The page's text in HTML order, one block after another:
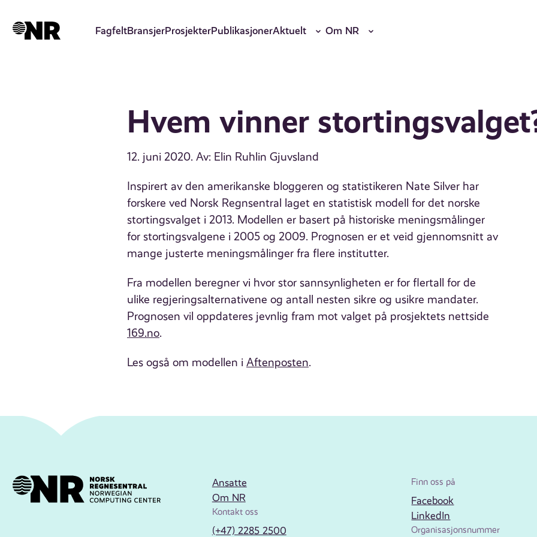
hovedinnhold
FagfeltBransjerProsjekterPublikasjonerAktuelt Om NR
Hvem vinner
12. juni 2020. Av: Elin Ruhlin Gjuvsland
Inspirert av den amerikanske bloggeren og statistikeren Nate Silver har
forskere ved Norsk Regnsentral laget en statistisk modell for det norske
stortingsvalget i 2013. Modellen er basert på historiske meningsmålinger
for stortingsvalgene i 2005 og 2009. Prognosen er et veid gjennomsnitt av
mange justerte meningsmålinger fra flere institutter.
Fra modellen beregner vi hvor stor sannsynligheten er for flertall for de
ulike regjeringsalternativene og antall nesten sikre og usikre mandater.
Prognosen vil oppdateres jevnlig fram mot valget på prosjektets nettside
169.no.
Les også om modellen i Aftenposten.
Ansatte
Om NR
Kontakt oss
(+47) 2285 2500
Finn oss på
Facebook
LinkedIn
Organisasjonsnummer